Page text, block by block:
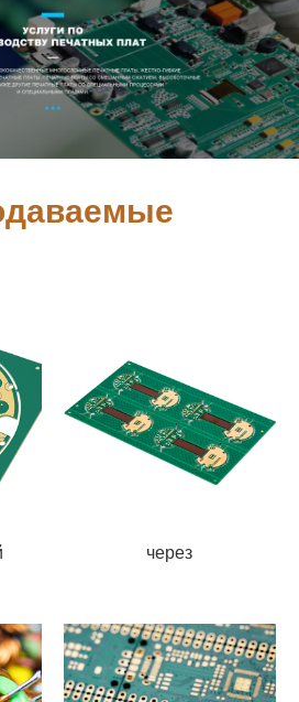
через